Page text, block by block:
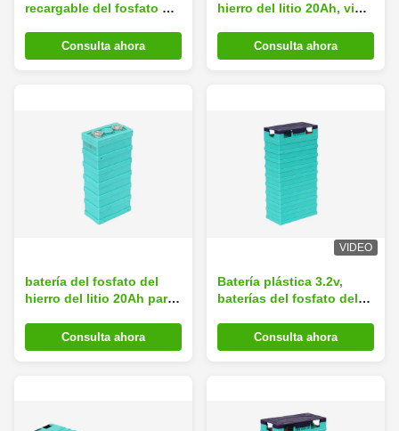
recargable del fosfato del
la capacidad grande
Consulta ahora
hierro del litio 20Ah, vida
batería de Lifepo4 rv
Consulta ahora
batería del fosfato del
hierro del litio 20Ah para
eléctricos/infante de
marina
Consulta ahora
VIDEO
Batería plástica 3.2v,
baterías del fosfato del
coche eléctrico Lifepo4
Consulta ahora